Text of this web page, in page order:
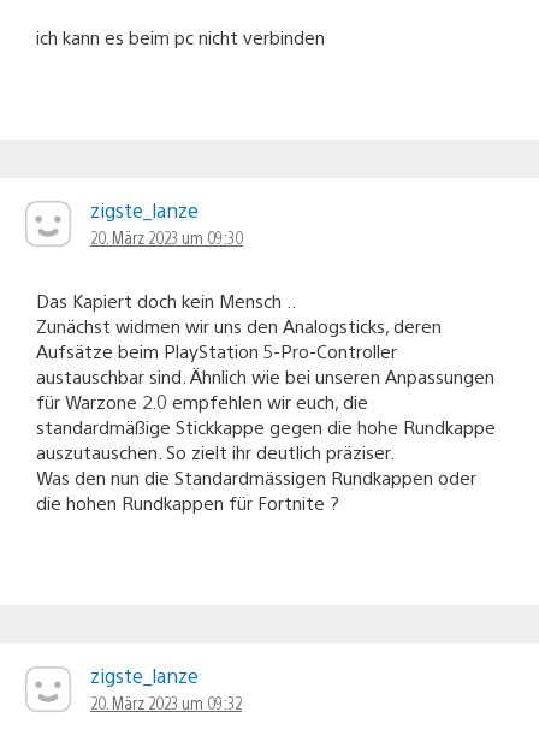
ich kann es beim pc nicht verbinden
zigste_lanze
20. März 2023 um 09:30
Das Kapiert doch kein Mensch ..
Zunächst widmen wir uns den Analogsticks, deren
Aufsätze beim PlayStation 5-Pro-Controller
austauschbar sind. Ähnlich wie bei unseren Anpassungen
für Warzone 2.0 empfehlen wir euch, die
standardmäßige Stickkappe gegen die hohe Rundkappe
auszutauschen. So zielt ihr deutlich präziser.
Was den nun die Standardmässigen Rundkappen oder
die hohen Rundkappen für Fortnite ?
zigste_lanze
20. März 2023 um 09:32